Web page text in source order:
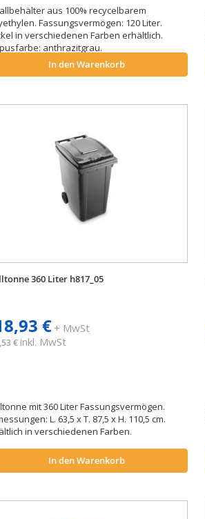
aus 100% recycelbarem
Fassungsvermögen: 120 Liter.
in verschiedenen Farben erhältlich.
anthrazitgrau.
In den Warenkorb
360 Liter h817_05
€+ MwSt
€ inkl. MwSt
mit 360 Liter Fassungsvermögen.
L. 63,5 x T. 87,5 x H. 110,5 cm.
in verschiedenen Farben.
In den Warenkorb